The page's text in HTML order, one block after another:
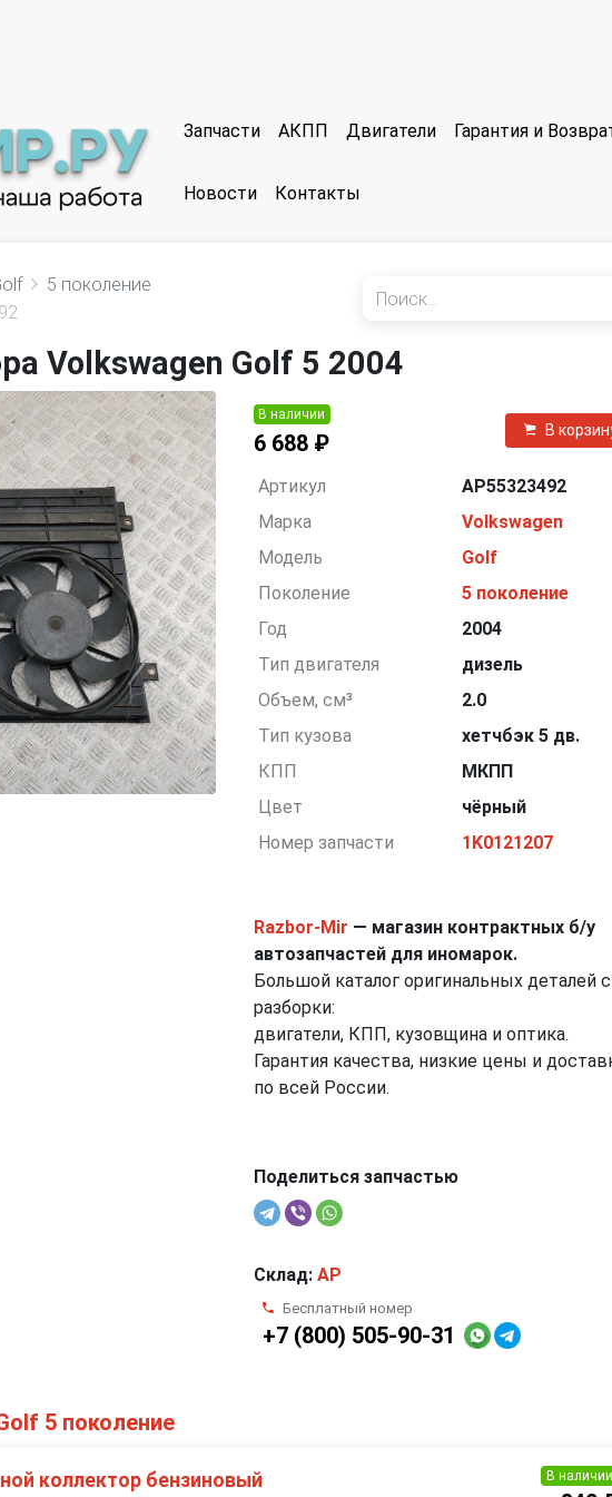
Запчасти АКПП Двигатели Гарантия и
Новости Контакты
5 поколение
Volkswagen Golf 5 2004
В наличии
6 688 ₽
В
Артикул
AP55323492
Марка
Volkswagen
Модель
Golf
Поколение
5 поколение
Год
2004
Тип двигателя
дизель
Объем, см³
2.0
Тип кузова
хетчбэк 5 дв.
КПП
МКПП
Цвет
чёрный
Номер запчасти
1K0121207
Razbor-Mir — магазин контрактных б/у
автозапчастей для иномарок.
Большой каталог оригинальных деталей с
разборки:
двигатели, КПП, кузовщина и оптика.
Гарантия качества, низкие цены и
по всей России.
Поделиться запчастью
Склад: AP
Бесплатный номер
+7 (800) 505-90-31
5 поколение
коллектор бензиновый В наличии